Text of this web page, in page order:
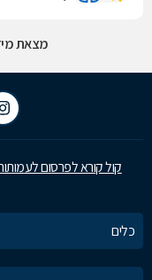
מצאת
קול קורא לפרסום
כלים